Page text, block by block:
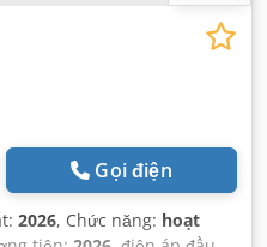
Gọi điện
2026, Chức năng: hoạt